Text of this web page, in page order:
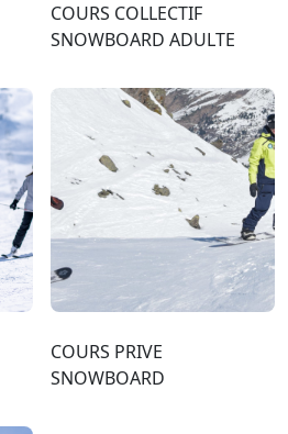
COURS COLLECTIF
SNOWBOARD ADULTE
COURS PRIVE
SNOWBOARD